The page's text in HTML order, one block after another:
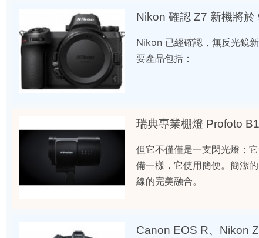
Nikon 確認 Z7 新機將於
Nikon 已經確認，無反光鏡
要產品包括：
瑞典專業棚燈 Profoto
但它不僅僅是一支閃光燈；
備一樣，它使用簡便。簡潔
線的完美融合。
Canon EOS R、Nikon